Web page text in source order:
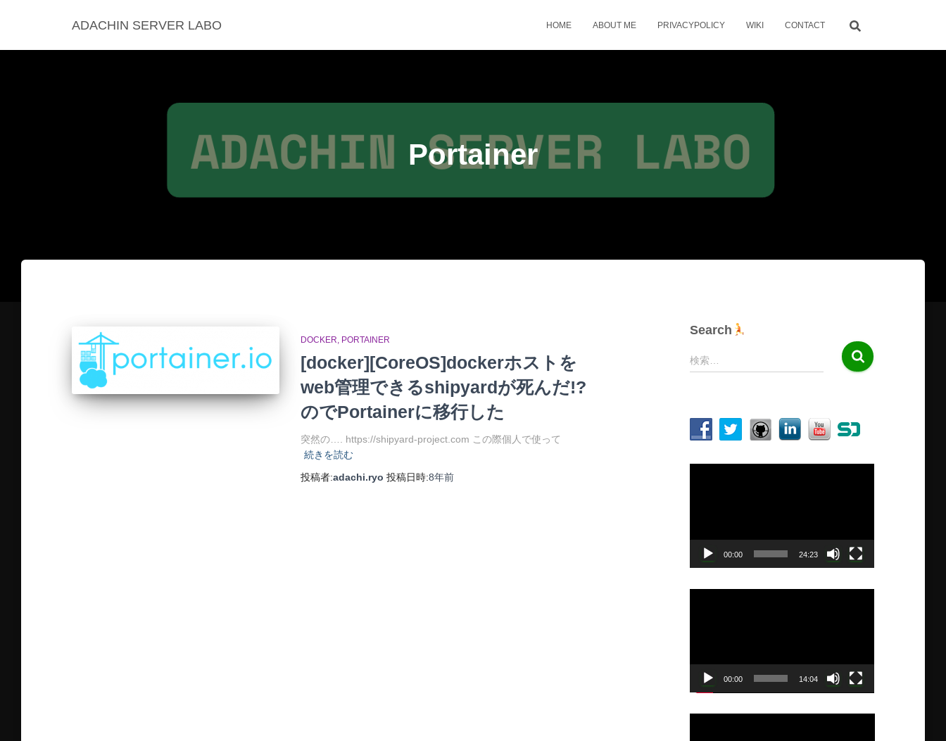
ADACHIN SERVER LABO HOME ABOUT ME PRIVACYPOLICY WIKI CONTACT
Portainer
DOCKER PORTAINER
[docker][CoreOS]dockerホストを
web管理できるshipyardが死んだ!?
のでPortainerに移行した
突然の…. https://shipyard-project.com この際個人で使って
続きを読む
投稿者:adachi.ryo 投稿日時:8年前
Search
検
索
検索…
00:00 24:23
00:00 14:04